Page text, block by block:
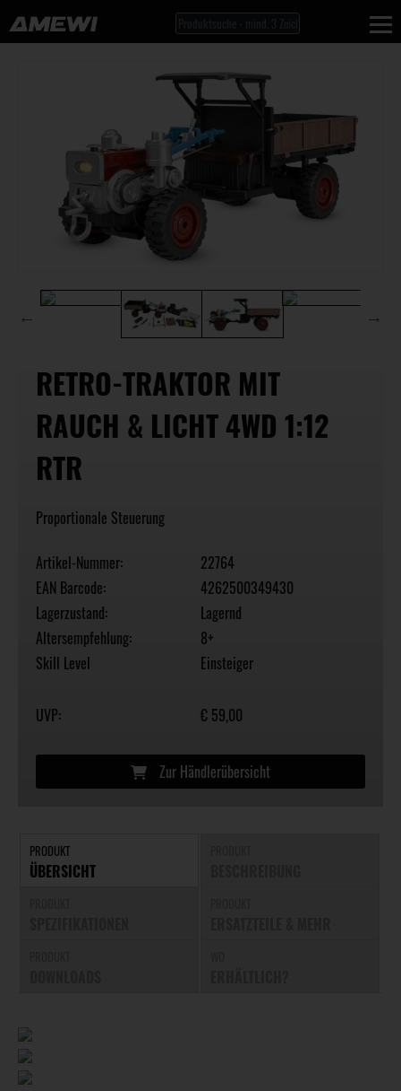
RETRO-TRAKTOR MIT
RAUCH & LICHT 4WD 1:12
RTR
Proportionale Steuerung
Artikel-Nummer:
22764
EAN Barcode:
4262500349430
Lagerzustand:
Lagernd
Altersempfehlung:
8+
Skill Level
Einsteiger
UVP: € 59,00
Zur Händlerübersicht
PRODUKT
ÜBERSICHT